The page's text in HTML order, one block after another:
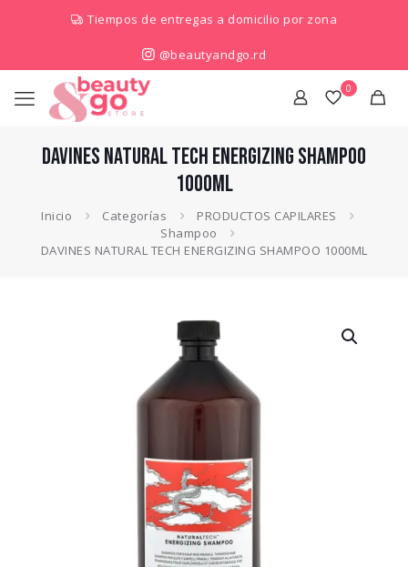
Tiempos de entregas a domicilio por zona
@beautyandgo.rd
0
DAVINES NATURAL TECH ENERGIZING SHAMPOO
1000ML
Inicio Categorías
PRODUCTOS CAPILARES
Shampoo
DAVINES NATURAL TECH ENERGIZING SHAMPOO 1000ML